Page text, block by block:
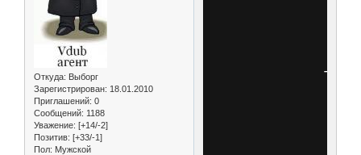
Откуда: Выборг
Зарегистрирован: 18.01.2010
Приглашений: 0
Сообщений: 1188
Уважение: [+14/-2]
Позитив: [+33/-1]
Пол: Мужской